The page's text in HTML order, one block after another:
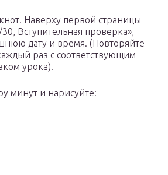
Наверху первой страницы
Вступительная проверка»,
дату и время. (Повторяйте
раз с соответствующим
урока).
минут и нарисуйте: